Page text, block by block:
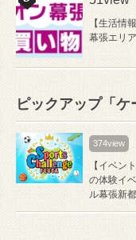
【生活情
幕張エリ
ピックアップ「ケ
374view
【イベン
の体験イ
ル幕張新